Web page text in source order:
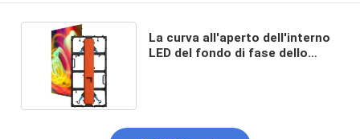
La curva all'aperto dell'interno
LED del fondo di fase dello